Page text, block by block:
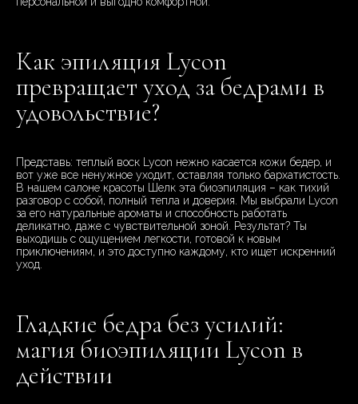
Как эпиляция Lycon
превращает уход за бедрами в
удовольствие?
Представь: теплый воск Lycon нежно касается кожи бедер, и
вот уже все ненужное уходит, оставляя только бархатистость.
В нашем салоне красоты Шелк эта биоэпиляция – как тихий
разговор с собой, полный тепла и доверия. Мы выбрали Lycon
за его натуральные ароматы и способность работать
деликатно, даже с чувствительной зоной. Результат? Ты
выходишь с ощущением легкости, готовой к новым
приключениям, и это доступно каждому, кто ищет искренний
уход.
Гладкие бедра без усилий:
магия биоэпиляции Lycon в
действии